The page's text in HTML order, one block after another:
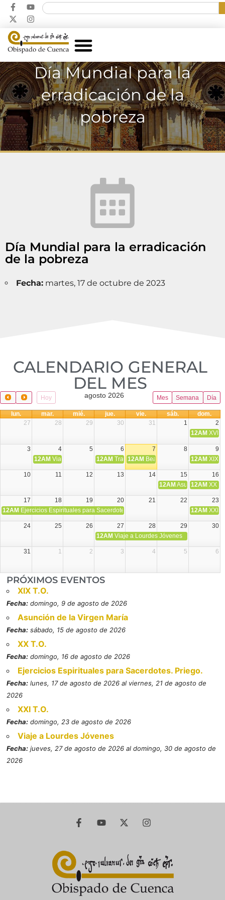
Día Mundial para la
erradicación de la
pobreza
Día Mundial para la erradicación
de la pobreza
Fecha: martes, 17 de octubre de 2023
CALENDARIO GENERAL
DEL MES​
Hoy Mes Semana Día
agosto 2026
lun. mar. mié. jue. vie. sáb.
dom.
27
28 29 30 31 1
2
12AM XVIII
3 4 5 6 7 8
9
12AM Viaje Diocesano a Japón.
12AM Transfiguración del Señor
12AM Beatos Cruz Laplana,
12AM XIX
10 11 12 13 14 15
16
12AM Asunción de la
12AM XX
17 18 19 20 21 22
23
12AM Ejercicios Espirituales para Sacerdotes. Priego. 12AM XXI
24 25 26 27 28 29
30
12AM Viaje a Lourdes Jóvenes
31 1 2 3 4 5 6
PRÓXIMOS EVENTOS
XIX T.O.
Fecha: domingo, 9 de agosto de 2026
Asunción de la Virgen María
Fecha: sábado, 15 de agosto de 2026
XX T.O.
Fecha: domingo, 16 de agosto de 2026
Ejercicios Espirituales para Sacerdotes. Priego.
Fecha: lunes, 17 de agosto de 2026 al viernes, 21 de agosto de
2026
XXI T.O.
Fecha: domingo, 23 de agosto de 2026
Viaje a Lourdes Jóvenes
Fecha: jueves, 27 de agosto de 2026 al domingo, 30 de agosto de
2026